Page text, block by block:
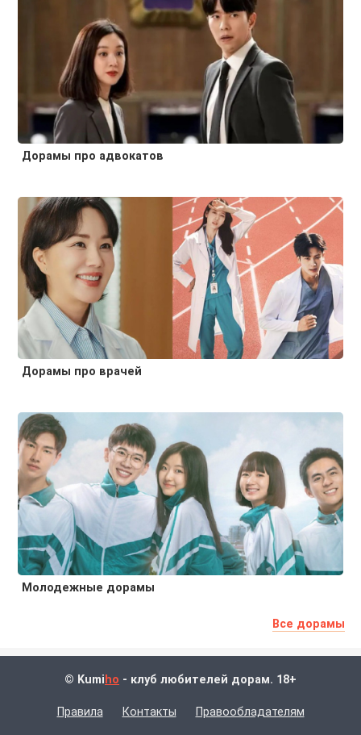
Дорамы про адвокатов
Дорамы про врачей
Молодежные дорамы
Все дорамы
© Kumi ho - клуб любителей дорам. 18+
Правила Контакты Правообладателям